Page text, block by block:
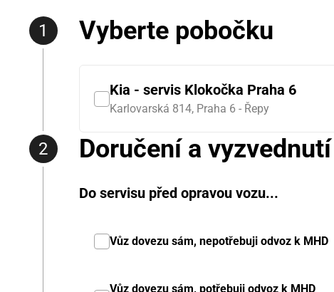
Vyberte pobočku
Kia - servis Klokočka Praha 6
Karlovarská 814, Praha 6 - Řepy
Doručení a
Do servisu před opravou vozu...
Vůz dovezu sám, nepotřebuji odvoz k MHD
Vůz dovezu sám, potřebuji odvoz k MHD